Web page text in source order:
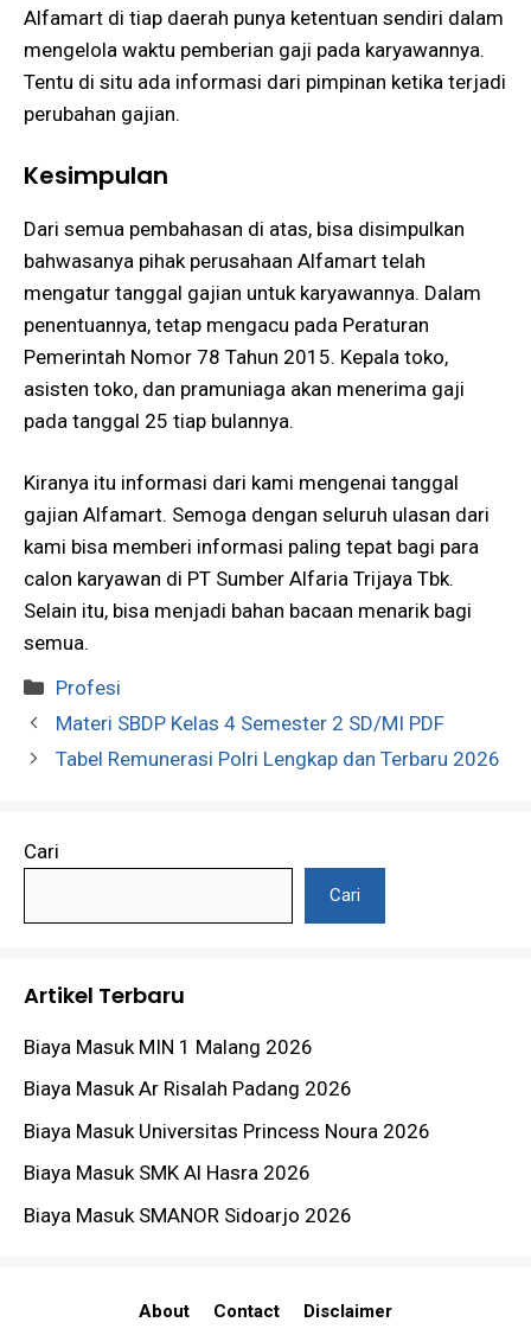
Alfamart di tiap daerah punya ketentuan sendiri dalam
mengelola waktu pemberian gaji pada karyawannya.
Tentu di situ ada informasi dari pimpinan ketika terjadi
perubahan gajian.
Kesimpulan
Dari semua pembahasan di atas, bisa disimpulkan
bahwasanya pihak perusahaan Alfamart telah
mengatur tanggal gajian untuk karyawannya. Dalam
penentuannya, tetap mengacu pada Peraturan
Pemerintah Nomor 78 Tahun 2015. Kepala toko,
asisten toko, dan pramuniaga akan menerima gaji
pada tanggal 25 tiap bulannya.
Kiranya itu informasi dari kami mengenai tanggal
gajian Alfamart. Semoga dengan seluruh ulasan dari
kami bisa memberi informasi paling tepat bagi para
calon karyawan di PT Sumber Alfaria Trijaya Tbk.
Selain itu, bisa menjadi bahan bacaan menarik bagi
semua.
Kategori
Profesi
Materi SBDP Kelas 4 Semester 2 SD/MI PDF
Tabel Remunerasi Polri Lengkap dan Terbaru 2026
Cari
Cari
Artikel Terbaru
Biaya Masuk MIN 1 Malang 2026
Biaya Masuk Ar Risalah Padang 2026
Biaya Masuk Universitas Princess Noura 2026
Biaya Masuk SMK Al Hasra 2026
Biaya Masuk SMANOR Sidoarjo 2026
About Contact Disclaimer